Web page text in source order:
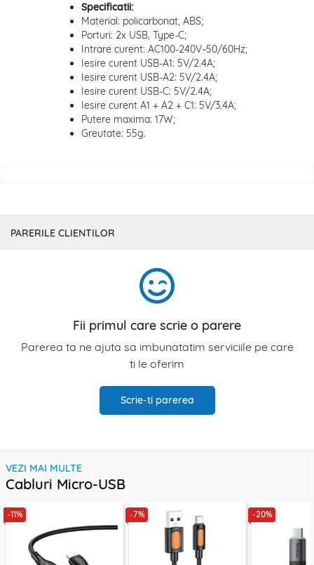
Specificatii:
Material: policarbonat, ABS;
Porturi: 2x USB, Type-C;
Intrare curent: AC100-240V~50/60Hz;
Iesire curent USB-A1: 5V/2.4A;
Iesire curent USB-A2: 5V/2.4A;
Iesire curent USB-C: 5V/2.4A;
Iesire curent A1 + A2 + C1: 5V/3.4A;
Putere maxima: 17W;
Greutate: 55g.
PARERILE CLIENTILOR
Fii primul care scrie o parere
Parerea ta ne ajuta sa imbunatatim serviciile pe care
ti le oferim
Scrie-ti parerea
VEZI MAI MULTE
Cabluri Micro-USB
-11% -7% -20%